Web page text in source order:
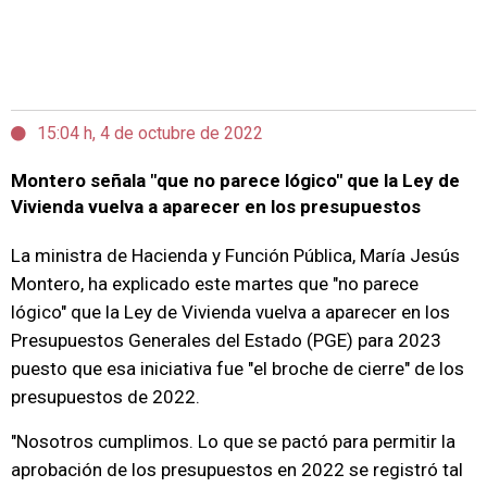
15:04 h, 4 de octubre de 2022
Montero señala "que no parece lógico" que la Ley de
Vivienda vuelva a aparecer en los presupuestos
La ministra de Hacienda y Función Pública, María Jesús
Montero, ha explicado este martes que "no parece
lógico" que la Ley de Vivienda vuelva a aparecer en los
Presupuestos Generales del Estado (PGE) para 2023
puesto que esa iniciativa fue "el broche de cierre" de los
presupuestos de 2022.
"Nosotros cumplimos. Lo que se pactó para permitir la
aprobación de los presupuestos en 2022 se registró tal